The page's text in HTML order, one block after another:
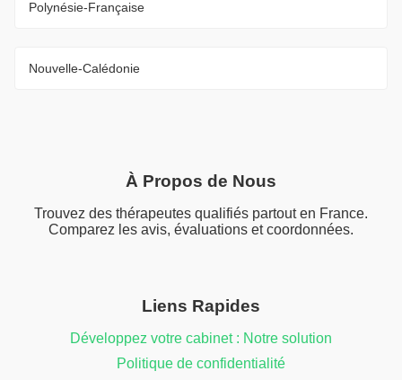
Polynésie-Française
Nouvelle-Calédonie
À Propos de Nous
Trouvez des thérapeutes qualifiés partout en France.
Comparez les avis, évaluations et coordonnées.
Liens Rapides
Développez votre cabinet : Notre solution
Politique de confidentialité